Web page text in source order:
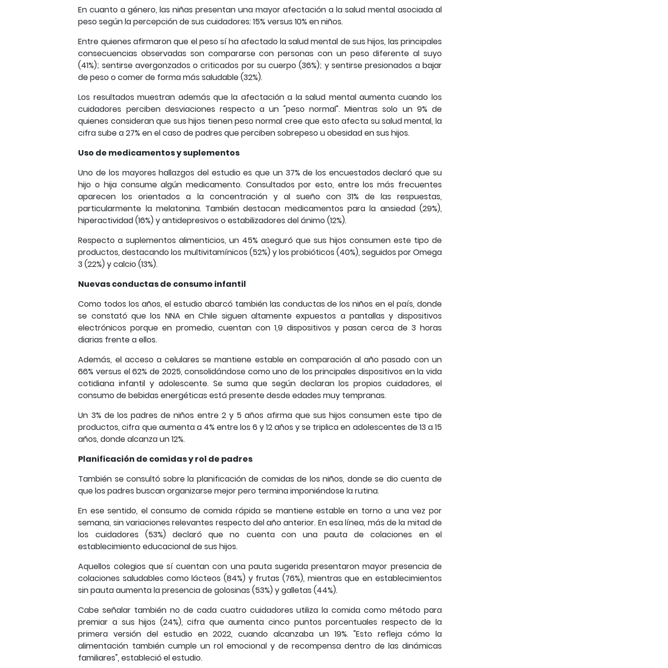
En cuanto a género, las niñas presentan una mayor afectación a la salud mental asociada al
peso según la percepción de sus cuidadores: 15% versus 10% en niños.
Entre quienes afirmaron que el peso sí ha afectado la salud mental de sus hijos, las principales
consecuencias observadas son compararse con personas con un peso diferente al suyo
(41%); sentirse avergonzados o criticados por su cuerpo (36%); y sentirse presionados a bajar
de peso o comer de forma más saludable (32%).
Los resultados muestran además que la afectación a la salud mental aumenta cuando los
cuidadores perciben desviaciones respecto a un "peso normal". Mientras solo un 9% de
quienes consideran que sus hijos tienen peso normal cree que esto afecta su salud mental, la
cifra sube a 27% en el caso de padres que perciben sobrepeso u obesidad en sus hijos.
Uso de medicamentos y suplementos
Uno de los mayores hallazgos del estudio es que un 37% de los encuestados declaró que su
hijo o hija consume algún medicamento. Consultados por esto, entre los más frecuentes
aparecen los orientados a la concentración y al sueño con 31% de las respuestas,
particularmente la melatonina. También destacan medicamentos para la ansiedad (29%),
hiperactividad (16%) y antidepresivos o estabilizadores del ánimo (12%).
Respecto a suplementos alimenticios, un 45% aseguró que sus hijos consumen este tipo de
productos, destacando los multivitamínicos (52%) y los probióticos (40%), seguidos por Omega
3 (22%) y calcio (13%).
Nuevas conductas de consumo infantil
Como todos los años, el estudio abarcó también las conductas de los niños en el país, donde
se constató que los NNA en Chile siguen altamente expuestos a pantallas y dispositivos
electrónicos porque en promedio, cuentan con 1,9 dispositivos y pasan cerca de 3 horas
diarias frente a ellos.
Además, el acceso a celulares se mantiene estable en comparación al año pasado con un
66% versus el 62% de 2025, consolidándose como uno de los principales dispositivos en la vida
cotidiana infantil y adolescente. Se suma que según declaran los propios cuidadores, el
consumo de bebidas energéticas está presente desde edades muy tempranas.
Un 3% de los padres de niños entre 2 y 5 años afirma que sus hijos consumen este tipo de
productos, cifra que aumenta a 4% entre los 6 y 12 años y se triplica en adolescentes de 13 a 15
años, donde alcanza un 12%.
Planificación de comidas y rol de padres
También se consultó sobre la planificación de comidas de los niños, donde se dio cuenta de
que los padres buscan organizarse mejor pero termina imponiéndose la rutina.
En ese sentido, el consumo de comida rápida se mantiene estable en torno a una vez por
semana, sin variaciones relevantes respecto del año anterior. En esa línea, más de la mitad de
los cuidadores (53%) declaró que no cuenta con una pauta de colaciones en el
establecimiento educacional de sus hijos.
Aquellos colegios que sí cuentan con una pauta sugerida presentaron mayor presencia de
colaciones saludables como lácteos (84%) y frutas (76%), mientras que en establecimientos
sin pauta aumenta la presencia de golosinas (53%) y galletas (44%).
Cabe señalar también no de cada cuatro cuidadores utiliza la comida como método para
premiar a sus hijos (24%), cifra que aumenta cinco puntos porcentuales respecto de la
primera versión del estudio en 2022, cuando alcanzaba un 19%. "Esto refleja cómo la
alimentación también cumple un rol emocional y de recompensa dentro de las dinámicas
familiares", estableció el estudio.